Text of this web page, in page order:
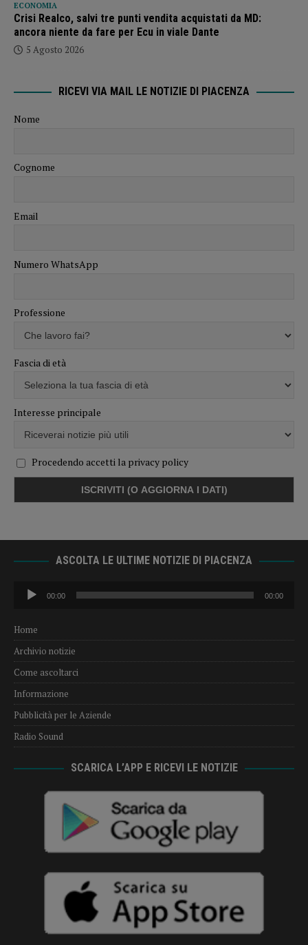
ECONOMIA
Crisi Realco, salvi tre punti vendita acquistati da MD:
ancora niente da fare per Ecu in viale Dante
5 Agosto 2026
RICEVI VIA MAIL LE NOTIZIE DI PIACENZA
Nome
Cognome
Email
Numero WhatsApp
Professione
Fascia di età
Interesse principale
Procedendo accetti la privacy policy
ASCOLTA LE ULTIME NOTIZIE DI PIACENZA
Audio
Player
00:00 00:00
Home
Archivio notizie
Come ascoltarci
Informazione
Pubblicità per le Aziende
Radio Sound
SCARICA L’APP E RICEVI LE NOTIZIE